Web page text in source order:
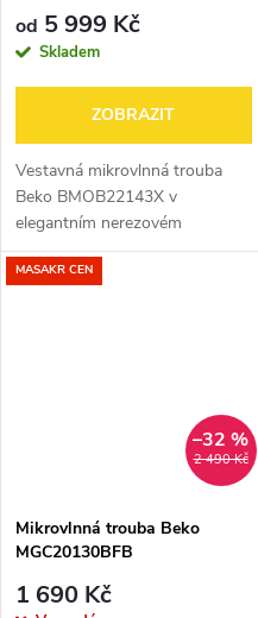
od 5 999 Kč
Skladem
ZOBRAZIT
Vestavná mikrovlnná trouba
Beko BMOB22143X v
elegantním nerezovém
provedení nabízí objem 22 litrů,
výkon 750 W a 4 úrovně
MASAKR CEN
2 490 Kč
–32 %
Mikrovlnná trouba Beko
MGC20130BFB
1 690 Kč